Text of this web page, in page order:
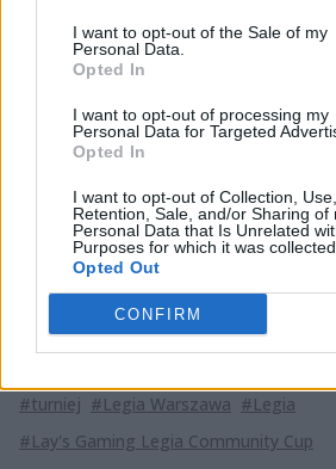
I want to opt-out of the Sale of my
Personal Data.
Opted In
I want to opt-out of processing my
Personal Data for Targeted
Opted In
I want to opt-out of Collection, Use,
Retention, Sale, and/or Sharing of
Personal Data that Is Unrelated
Purposes for which it was collected.
Opted Out
CONFIRM
Kwalifikacje #4 - Xbox One -
Kwalifikacje #4 - PlayStation 4 -
W fazie grupowej turnieju zagra
każdej platformie. Będą oni
lanowe finały. W ostatnim
rozegrają się 23 kwietnia na
zagra po czterech graczy z Xbox
W Lay’s Gaming Legia Community
5000 zł oraz karnety na Rundę
Tagi
#turniej #Legia Warszawa #Legia
#Lay's Gaming Legia Community Cup